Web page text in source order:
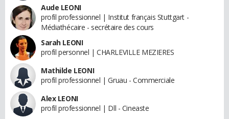
Aude LEONI
profil professionnel | Institut français Stuttgart -
Médiathécaire - secrétaire des cours
Sarah LEONI
profil personnel | CHARLEVILLE MEZIERES
Mathilde LEONI
profil professionnel | Gruau - Commerciale
Alex LEONI
profil professionnel | Dll - Cineaste